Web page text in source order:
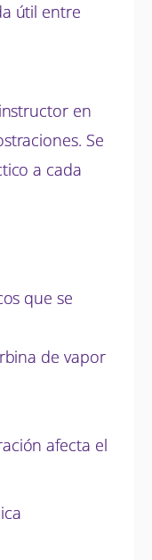
útil entre
en
Se
a cada
que se
de vapor
afecta el